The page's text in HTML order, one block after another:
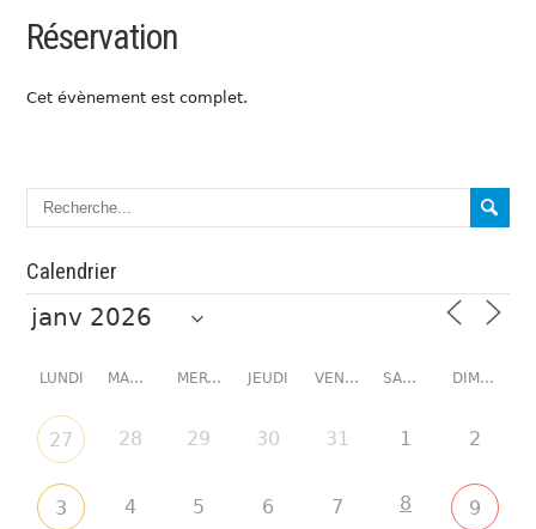
Réservation
Cet évènement est complet.
Calendrier
LUNDI MARDI MERCREDI JEUDI VENDREDI SAMEDI DIMANCHE
27 28 29 30 31 1 2
3 4 5 6 7 8 9